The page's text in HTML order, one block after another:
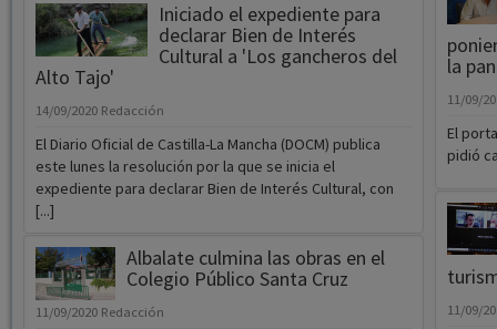
Iniciado el expediente para
declarar Bien de Interés
Cultural a 'Los gancheros del
Alto Tajo'
14/09/2020 Redacción
El Diario Oficial de Castilla-La Mancha (DOCM) publica
este lunes la resolución por la que se inicia el
expediente para declarar Bien de Interés Cultural, con
[...]
Albalate culmina las obras en el
Colegio Público Santa Cruz
11/09/2020 Redacción
la
11/09/
El
pidió
11/09/